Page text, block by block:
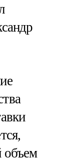
объем